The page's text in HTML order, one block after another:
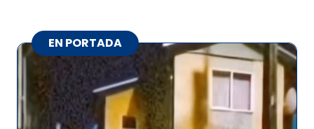
EN PORTADA